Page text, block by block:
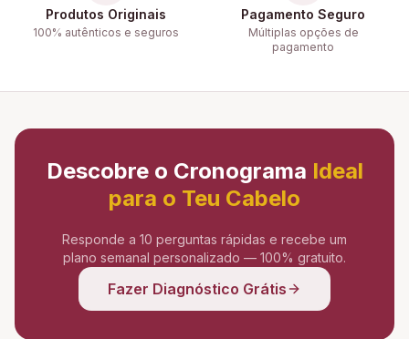
Produtos Originais
100% autênticos e seguros
Pagamento Seguro
Múltiplas opções de
pagamento
Descobre o Cronograma Ideal
para o Teu Cabelo
Responde a 10 perguntas rápidas e recebe um
plano semanal personalizado — 100% gratuito.
Fazer Diagnóstico Grátis